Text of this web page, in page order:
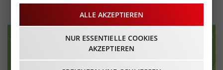
04.07.2026 - Beginn 22:00 Uhr
ALLE AKZEPTIEREN
NUR ESSENTIELLE COOKIES
AKZEPTIEREN